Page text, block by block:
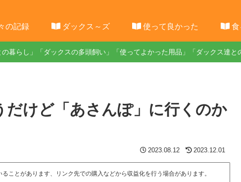
の記録 ダックス～ズ 使って良かった 食
暮らし」「ダックスの多頭飼い」「使ってよかった用品」「ダックス達
だけど「あさんぽ」に行くのか
2023.08.12 2023.12.01
ことがあります、リンク先での購入などから収益化を行う場合があります。